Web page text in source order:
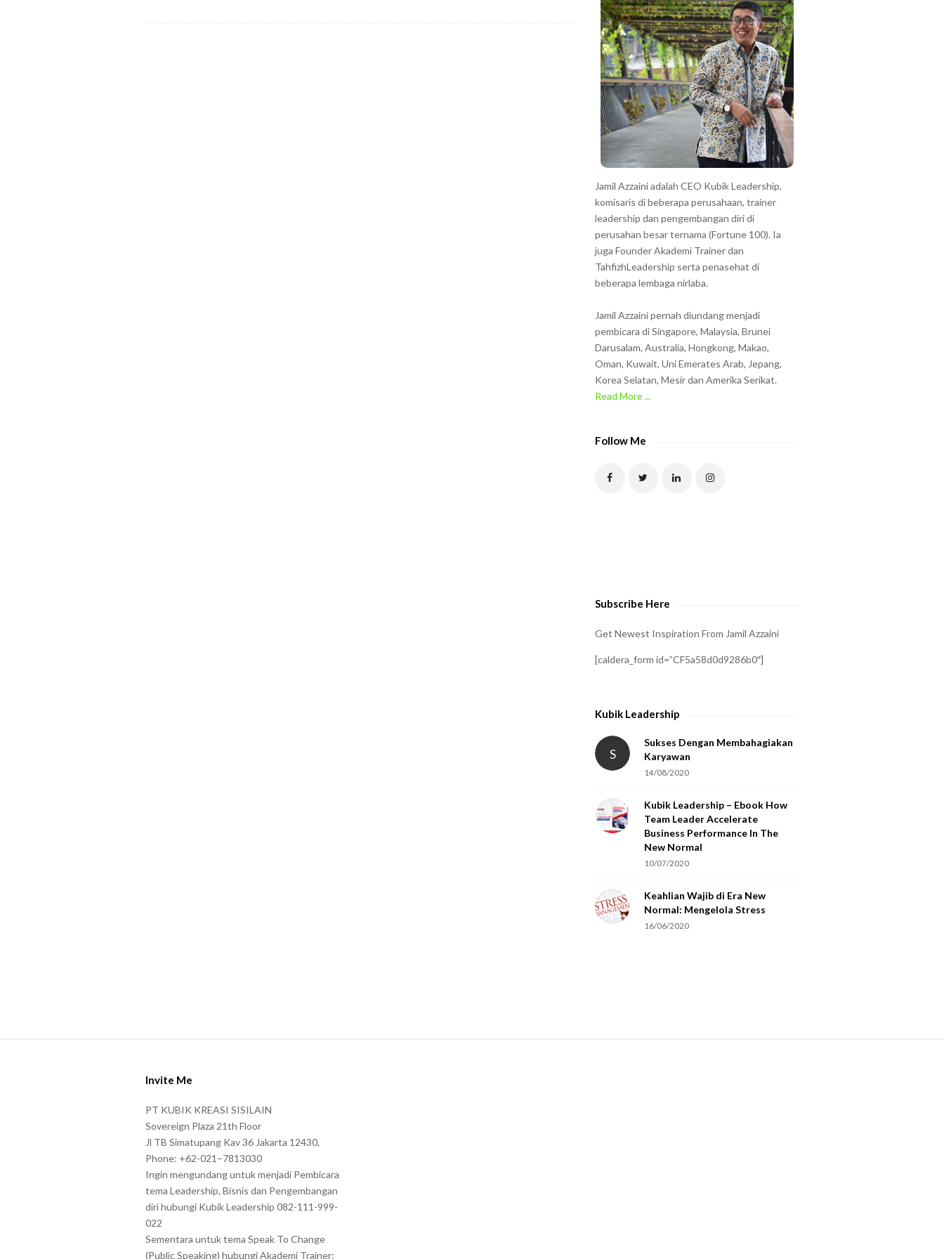
Jamil Azzaini adalah CEO Kubik Leadership,
komisaris di beberapa perusahaan, trainer
leadership dan pengembangan diri di
perusahan besar ternama (Fortune 100). Ia
juga Founder Akademi Trainer dan
TahfizhLeadership serta penasehat di
beberapa lembaga nirlaba.
Jamil Azzaini pernah diundang menjadi
pembicara di Singapore, Malaysia, Brunei
Darusalam, Australia, Hongkong, Makao,
Oman, Kuwait, Uni Emerates Arab, Jepang,
Korea Selatan, Mesir dan Amerika Serikat.
Read More ...
Follow Me
Subscribe Here
Get Newest Inspiration From Jamil Azzaini
[caldera_form id=”CF5a58d0d9286b0″]
Kubik Leadership
S
Sukses Dengan Membahagiakan
Karyawan
14/08/2020
Kubik Leadership – Ebook How
Team Leader Accelerate
Business Performance In The
New Normal
10/07/2020
Keahlian Wajib di Era New
Normal: Mengelola Stress
16/06/2020
Invite Me
PT KUBIK KREASI SISILAIN
Sovereign Plaza 21th Floor
Jl TB Simatupang Kav 36 Jakarta 12430,
Phone: +62-021–7813030
Ingin mengundang untuk menjadi Pembicara
tema Leadership, Bisnis dan Pengembangan
diri hubungi Kubik Leadership 082-111-999-
022
Sementara untuk tema Speak To Change
(Public Speaking) hubungi Akademi Trainer: